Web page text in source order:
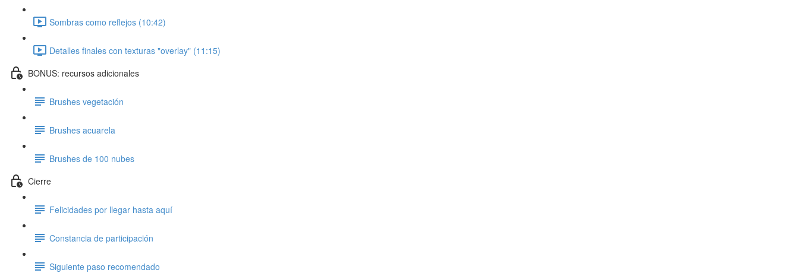
Sombras como reflejos (10:42)
Detalles finales con texturas "overlay" (11:15)
BONUS: recursos adicionales
Brushes vegetación
Brushes acuarela
Brushes de 100 nubes
Cierre
Felicidades por llegar hasta aquí
Constancia de participación
Siguiente paso recomendado